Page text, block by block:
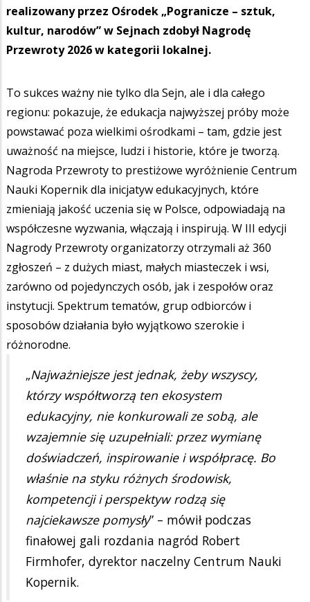
realizowany przez Ośrodek „Pogranicze – sztuk,
kultur, narodów” w Sejnach zdobył Nagrodę
Przewroty 2026 w kategorii lokalnej.
To sukces ważny nie tylko dla Sejn, ale i dla całego
regionu: pokazuje, że edukacja najwyższej próby może
powstawać poza wielkimi ośrodkami – tam, gdzie jest
uważność na miejsce, ludzi i historie, które je tworzą.
Nagroda Przewroty to prestiżowe wyróżnienie Centrum
Nauki Kopernik dla inicjatyw edukacyjnych, które
zmieniają jakość uczenia się w Polsce, odpowiadają na
współczesne wyzwania, włączają i inspirują. W III edycji
Nagrody Przewroty organizatorzy otrzymali aż 360
zgłoszeń – z dużych miast, małych miasteczek i wsi,
zarówno od pojedynczych osób, jak i zespołów oraz
instytucji. Spektrum tematów, grup odbiorców i
sposobów działania było wyjątkowo szerokie i
różnorodne.
„Najważniejsze jest jednak, żeby wszyscy,
którzy współtworzą ten ekosystem
edukacyjny, nie konkurowali ze sobą, ale
wzajemnie się uzupełniali: przez wymianę
doświadczeń, inspirowanie i współpracę. Bo
właśnie na styku różnych środowisk,
kompetencji i perspektyw rodzą się
najciekawsze pomysły” – mówił podczas
finałowej gali rozdania nagród Robert
Firmhofer, dyrektor naczelny Centrum Nauki
Kopernik.